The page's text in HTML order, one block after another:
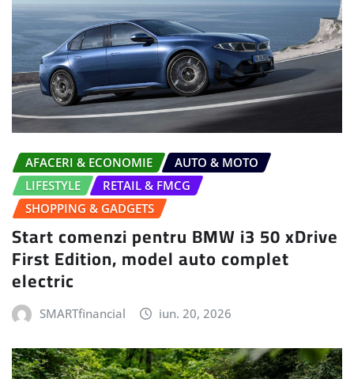
AFACERI & ECONOMIE
AUTO & MOTO
LIFESTYLE
RETAIL & FMCG
SHOPPING & GADGETS
Start comenzi pentru BMW i3 50 xDrive
First Edition, model auto complet
electric
SMARTfinancial iun. 20, 2026